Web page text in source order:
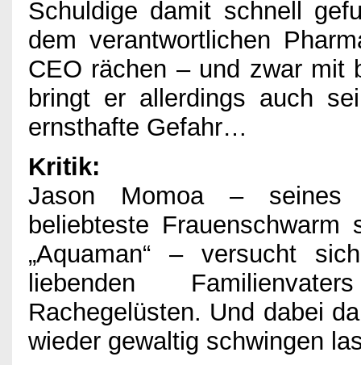
Impressum
Schuldige damit schnell
dem verantwortlichen
CEO rächen – und zwar mit
bringt er allerdings auch
ernsthafte Gefahr…
Kritik:
Jason Momoa – seines
beliebteste
„Aquaman“ – versucht
liebenden
Rachegelüsten. Und dabei
wieder gewaltig schwingen